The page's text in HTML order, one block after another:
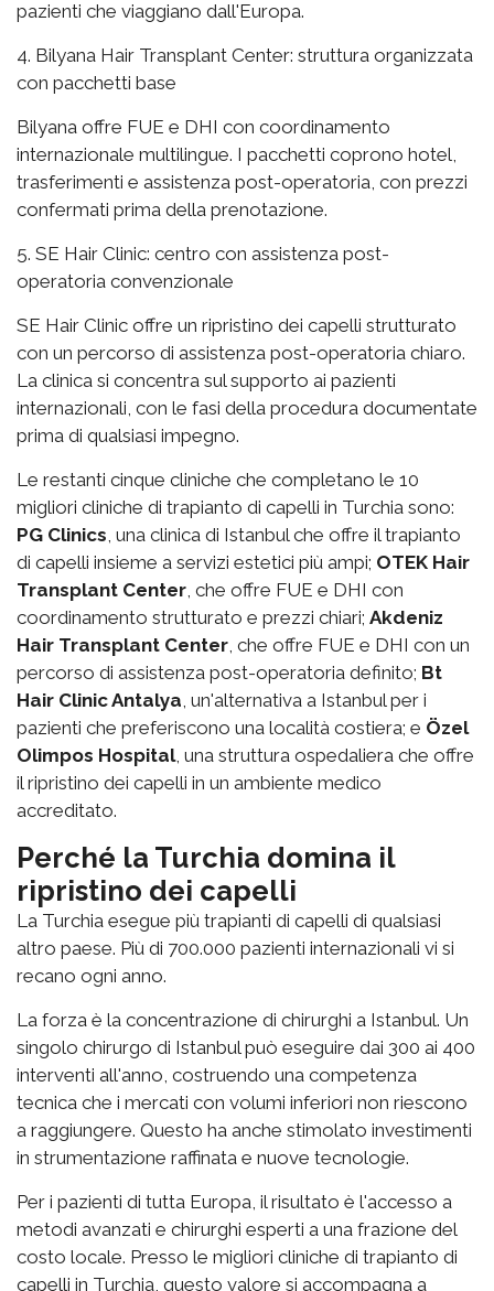
pazienti che viaggiano dall'Europa.
4. Bilyana Hair Transplant Center: struttura organizzata
con pacchetti base
Bilyana offre FUE e DHI con coordinamento
internazionale multilingue. I pacchetti coprono hotel,
trasferimenti e assistenza post-operatoria, con prezzi
confermati prima della prenotazione.
5. SE Hair Clinic: centro con assistenza post-
operatoria convenzionale
SE Hair Clinic offre un ripristino dei capelli strutturato
con un percorso di assistenza post-operatoria chiaro.
La clinica si concentra sul supporto ai pazienti
internazionali, con le fasi della procedura documentate
prima di qualsiasi impegno.
Le restanti cinque cliniche che completano le 10
migliori cliniche di trapianto di capelli in Turchia sono:
PG Clinics, una clinica di Istanbul che offre il trapianto
di capelli insieme a servizi estetici più ampi; OTEK Hair
Transplant Center, che offre FUE e DHI con
coordinamento strutturato e prezzi chiari; Akdeniz
Hair Transplant Center, che offre FUE e DHI con un
percorso di assistenza post-operatoria definito; Bt
Hair Clinic Antalya, un'alternativa a Istanbul per i
pazienti che preferiscono una località costiera; e Özel
Olimpos Hospital, una struttura ospedaliera che offre
il ripristino dei capelli in un ambiente medico
accreditato.
Perché la Turchia domina il
ripristino dei capelli
La Turchia esegue più trapianti di capelli di qualsiasi
altro paese. Più di 700.000 pazienti internazionali vi si
recano ogni anno.
La forza è la concentrazione di chirurghi a Istanbul. Un
singolo chirurgo di Istanbul può eseguire dai 300 ai 400
interventi all'anno, costruendo una competenza
tecnica che i mercati con volumi inferiori non riescono
a raggiungere. Questo ha anche stimolato investimenti
in strumentazione raffinata e nuove tecnologie.
Per i pazienti di tutta Europa, il risultato è l'accesso a
metodi avanzati e chirurghi esperti a una frazione del
costo locale. Presso le migliori cliniche di trapianto di
capelli in Turchia, questo valore si accompagna a